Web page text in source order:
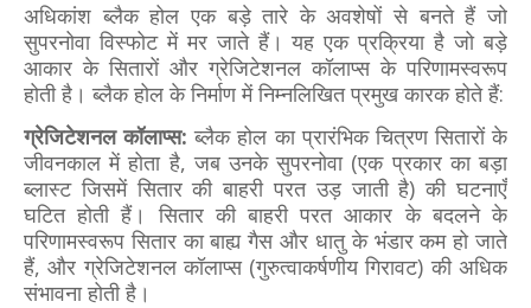
अधिकांश ब्लैक होल एक बड़े तारे के अवशेषों से बनते हैं जो
सुपरनोवा विस्फोट में मर जाते हैं। यह एक प्रक्रिया है जो बड़े
आकार के सितारों और ग्रेजिटेशनल कॉलाप्स के परिणामस्वरूप
होती है। ब्लैक होल के निर्माण में निम्नलिखित प्रमुख कारक होते हैं:
ग्रेजिटेशनल कॉलाप्स: ब्लैक होल का प्रारंभिक चित्रण सितारों के
जीवनकाल में होता है, जब उनके सुपरनोवा (एक प्रकार का बड़ा
ब्लास्ट जिसमें सितार की बाहरी परत उड़ जाती है) की घटनाएँ
घटित होती हैं। सितार की बाहरी परत आकार के बदलने के
परिणामस्वरूप सितार का बाह्य गैस और धातु के भंडार कम हो जाते
हैं, और ग्रेजिटेशनल कॉलाप्स (गुरुत्वाकर्षणीय गिरावट) की अधिक
संभावना होती है।